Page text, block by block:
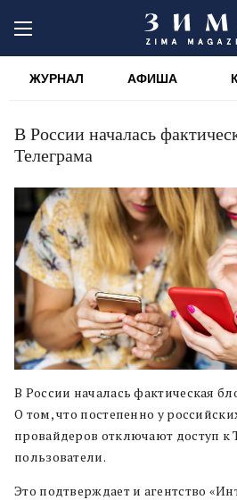
ЖУРНАЛ АФИША
В России началась
Телеграма
В России началась фактическая
О том, что постепенно у
провайдеров отключают доступ к
пользователи.
Это подтверждает и агентство